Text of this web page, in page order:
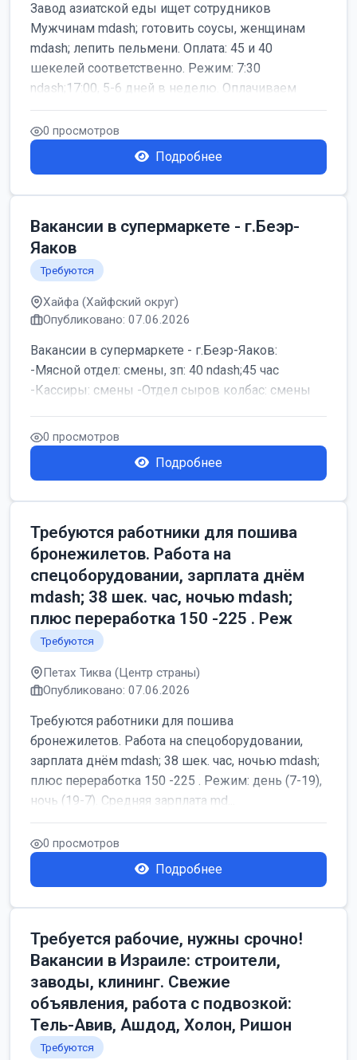
Завод азиатской еды ищет сотрудников
Мужчинам mdash; готовить соусы, женщинам
mdash; лепить пельмени. Оплата: 45 и 40
шекелей соответственно. Режим: 7:30
ndash;17:00, 5-6 дней в неделю. Оплачиваем
дор...
0 просмотров
Подробнее
Вакансии в супермаркете - г.Беэр-
Яаков
Требуются
Хайфа (Хайфский округ)
Опубликовано: 07.06.2026
Вакансии в супермаркете - г.Беэр-Яаков:
-Мясной отдел: смены, зп: 40 ndash;45 час
-Кассиры: смены -Отдел сыров колбас: смены
0 просмотров
Подробнее
Требуются работники для пошива
бронежилетов. Работа на
спецоборудовании, зарплата днём
mdash; 38 шек. час, ночью mdash;
плюс переработка 150 -225 . Реж
Требуются
Петах Тиква (Центр страны)
Опубликовано: 07.06.2026
Требуются работники для пошива
бронежилетов. Работа на спецоборудовании,
зарплата днём mdash; 38 шек. час, ночью mdash;
плюс переработка 150 -225 . Режим: день (7-19),
ночь (19-7). Средняя зарплата md...
0 просмотров
Подробнее
Требуется рабочие, нужны срочно!
Вакансии в Израиле: строители,
заводы, клининг. Свежие
объявления, работа с подвозкой:
Тель-Авив, Ашдод, Холон, Ришон
Требуются